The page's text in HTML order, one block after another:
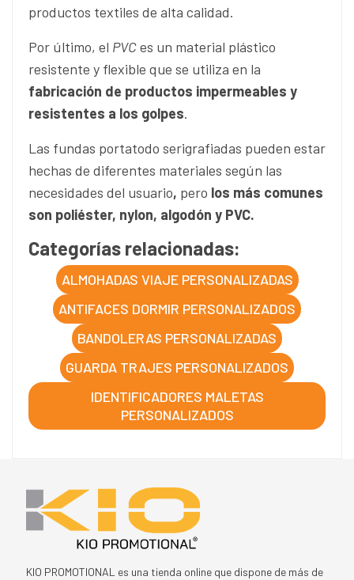
productos textiles de alta calidad.
Por último, el PVCes un material plástico
resistente y flexible que se utiliza en la
fabricación de productos impermeables y
resistentes a los golpes.
Las fundas portatodo serigrafiadas pueden estar
hechas de diferentes materiales según las
necesidades del usuario, pero los más comunes
son poliéster, nylon, algodón y PVC.
Categorías relacionadas:
ALMOHADAS VIAJE PERSONALIZADAS
ANTIFACES DORMIR PERSONALIZADOS
BANDOLERAS PERSONALIZADAS
GUARDA TRAJES PERSONALIZADOS
IDENTIFICADORES MALETAS
PERSONALIZADOS
KIO PROMOTIONAL es una tienda online que dispone de más de